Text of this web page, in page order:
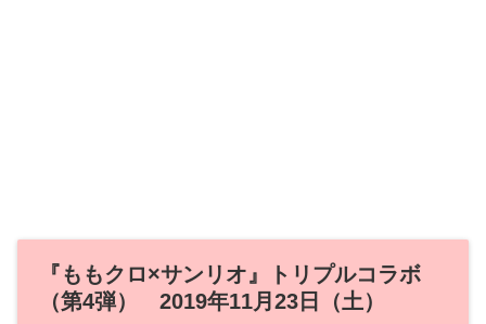
『ももクロ×サンリオ』トリプルコラボ
（第4弾） 2019年11月23日（土）